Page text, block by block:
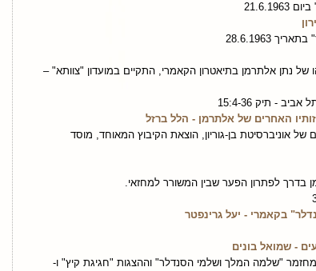
28.6.1963
של נתן אלתרמן בתיאטרון הקאמרי, התקיים במועדון "צוותא" –
- תיק 15:4-36
האחרים של אלתרמן - הלל ברזל
אוניברסיטת בן-גוריון, הוצאת הקיבוץ המאוחד, מוסד
בדרך לפתרון הפער שבין המשורר למחזאי.
- שמואל בונים
"שלמה המלך ושלמי הסנדלר" וההצגות "חגיגת קיץ" ו-